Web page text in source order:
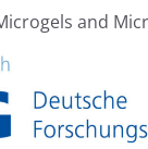
and